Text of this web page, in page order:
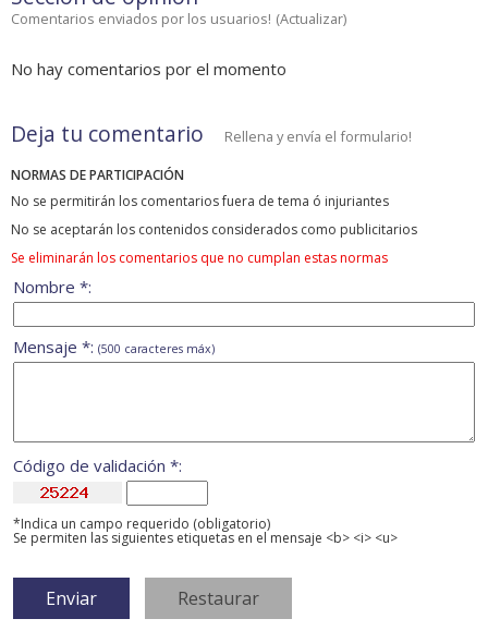
Comentarios enviados por los usuarios! (Actualizar)
No hay comentarios por el momento
Deja tu comentario Rellena y envía el formulario!
NORMAS DE PARTICIPACIÓN
No se permitirán los comentarios fuera de tema ó injuriantes
No se aceptarán los contenidos considerados como publicitarios
Se eliminarán los comentarios que no cumplan estas normas
Nombre *:
Mensaje *: (500 caracteres máx)
Código de validación *:
*Indica un campo requerido (obligatorio)
Se permiten las siguientes etiquetas en el mensaje <b> <i> <u>